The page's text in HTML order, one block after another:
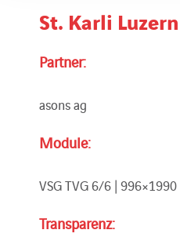
St. Karli Luzern
Partner:
asons ag
Module:
VSG TVG 6/6 |
Transparenz: